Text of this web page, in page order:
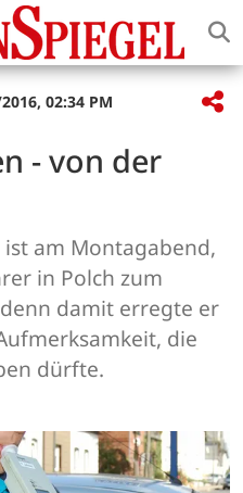
02:34 PM
- von der
ist am Montagabend,
in Polch zum
damit erregte er
die
dürfte.